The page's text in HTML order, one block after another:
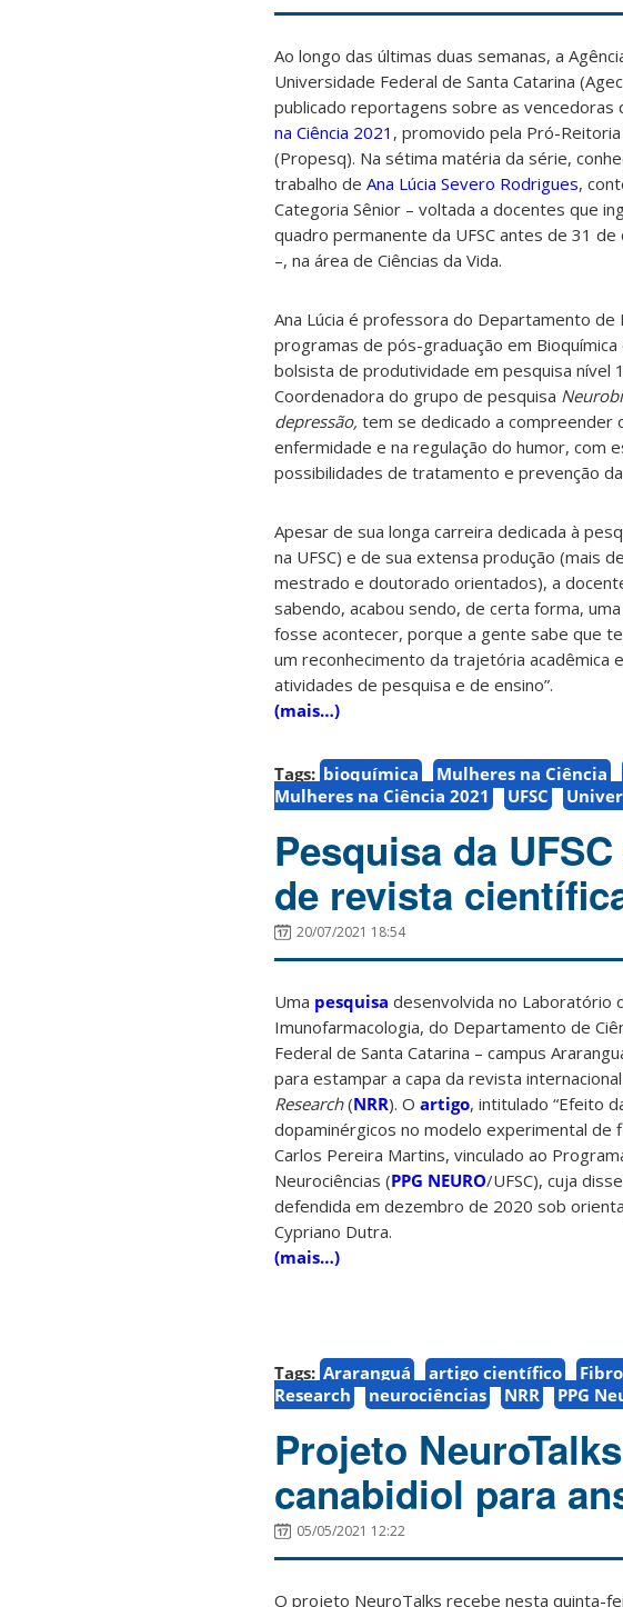
Ao longo das últimas duas semanas, a
Universidade Federal de Santa Catarina
publicado reportagens sobre as vencedoras
na Ciência 2021 , promovido pela Pró-
(Propesq). Na sétima matéria da série,
trabalho de Ana Lúcia Severo Rodrigues,
Categoria Sênior – voltada a docentes que
quadro permanente da UFSC antes de 31
–, na área de Ciências da Vida.
Ana Lúcia é professora do Departamento de
programas de pós-graduação em Bioquímica
bolsista de produtividade em pesquisa nível
Coordenadora do grupo de pesquisa
depressão, tem se dedicado a compreender
enfermidade e na regulação do humor, com
possibilidades de tratamento e prevenção
Apesar de sua longa carreira dedicada à
na UFSC) e de sua extensa produção (mais
mestrado e doutorado orientados), a
sabendo, acabou sendo, de certa forma,
fosse acontecer, porque a gente sabe que
um reconhecimento da trajetória acadêmica
atividades de pesquisa e de ensino”.
(mais…)
Tags: bioquímica Mulheres na Ciência
Mulheres na Ciência 2021
UFSC
Pesquisa da
de revista
20/07/2021 18:54
Uma pesquisa desenvolvida no Laboratório
Imunofarmacologia, do Departamento de
Federal de Santa Catarina – campus
para estampar a capa da revista internacional
Research(NRR). O artigo, intitulado “Efeito
dopaminérgicos no modelo experimental de
Carlos Pereira Martins, vinculado ao
Neurociências (PPG NEURO/UFSC), cuja
defendida em dezembro de 2020 sob
Cypriano Dutra.
(mais…)
Tags: Araranguá artigo científico
Research
neurociências NRR PPG
Projeto
canabidiol para
05/05/2021 12:22
O projeto NeuroTalks recebe nesta quinta-